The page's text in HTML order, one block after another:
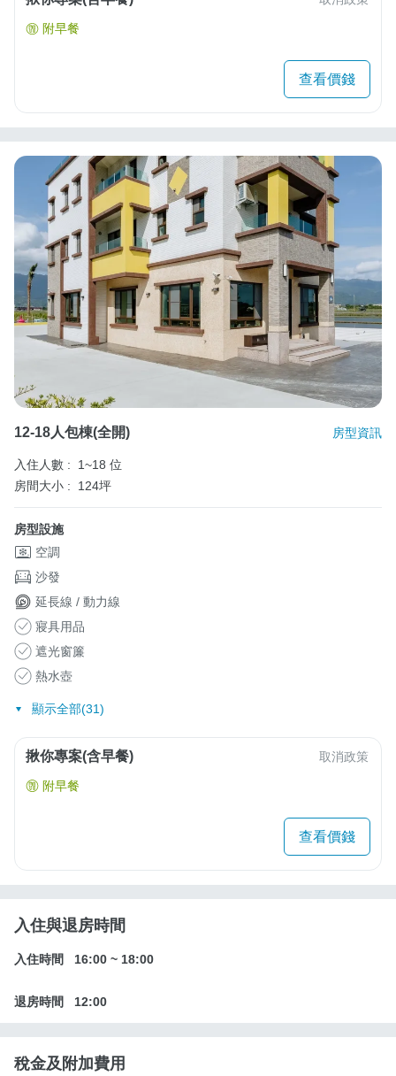
附早餐
查看價錢
12-18人包棟(全開) 房型資訊
入住人數 :
1~18 位
房間大小 :
124坪
房型設施
空調
沙發
延長線 / 動力線
寢具用品
遮光窗簾
熱水壺
顯示全部(31)
揪你專案(含早餐) 取消政策
附早餐
查看價錢
入住與退房時間
入住時間 16:00 ~ 18:00
退房時間 12:00
稅金及附加費用